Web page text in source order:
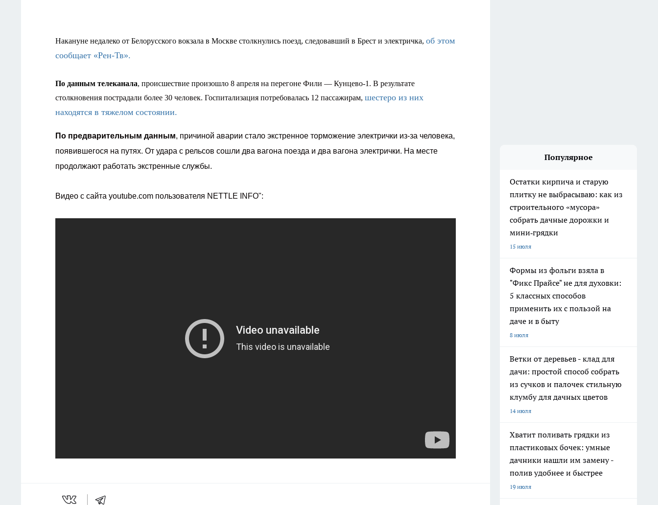
Накануне недалеко от Белорусского вокзала в Москве столкнулись поезд, следовавший в Брест и электричка, об этом
сообщает «Рен-Тв».
По данным телеканала, происшествие произошло 8 апреля на перегоне Фили — Кунцево-1. В результате
столкновения пострадали более 30 человек. Госпитализация потребовалась 12 пассажирам, шестеро из них
находятся в тяжелом состоянии.
По предварительным данным, причиной аварии стало экстренное торможение электрички из-за человека,
появившегося на путях. От удара с рельсов сошли два вагона поезда и два вагона электрички. На месте
продолжают работать экстренные службы.
Видео с сайта youtube.com пользователя NETTLE INFO":
Популярное
Остатки кирпича и старую
плитку не выбрасываю: как из
строительного «мусора»
собрать дачные дорожки и
мини‑грядки
15 июля
Формы из фольги взяла в
"Фикс Прайсе" не для духовки:
5 классных способов
применить их с пользой на
даче и в быту
8 июля
Ветки от деревьев - клад для
дачи: простой способ собрать
из сучков и палочек стильную
клумбу для дачных цветов
14 июля
Хватит поливать грядки из
пластиковых бочек: умные
дачники нашли им замену -
полив удобнее и быстрее
19 июля